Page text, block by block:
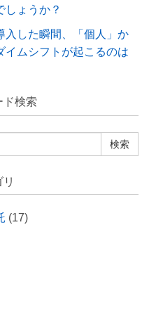
しょうか？
入した瞬間、「個人」か
イムシフトが起こるのは
ド検索
(17)